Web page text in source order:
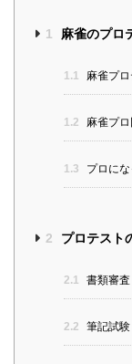
1 麻雀のプロ
1.1 麻雀プ
1.2 麻雀プ
1.3 プロに
2 プロテスト
2.1 書類審査
2.2 筆記試験